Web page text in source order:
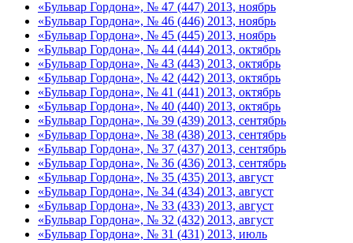
«Бульвар Гордона», № 47 (447) 2013, ноябрь
«Бульвар Гордона», № 46 (446) 2013, ноябрь
«Бульвар Гордона», № 45 (445) 2013, ноябрь
«Бульвар Гордона», № 44 (444) 2013, октябрь
«Бульвар Гордона», № 43 (443) 2013, октябрь
«Бульвар Гордона», № 42 (442) 2013, октябрь
«Бульвар Гордона», № 41 (441) 2013, октябрь
«Бульвар Гордона», № 40 (440) 2013, октябрь
«Бульвар Гордона», № 39 (439) 2013, сентябрь
«Бульвар Гордона», № 38 (438) 2013, сентябрь
«Бульвар Гордона», № 37 (437) 2013, сентябрь
«Бульвар Гордона», № 36 (436) 2013, сентябрь
«Бульвар Гордона», № 35 (435) 2013, август
«Бульвар Гордона», № 34 (434) 2013, август
«Бульвар Гордона», № 33 (433) 2013, август
«Бульвар Гордона», № 32 (432) 2013, август
«Бульвар Гордона», № 31 (431) 2013, июль